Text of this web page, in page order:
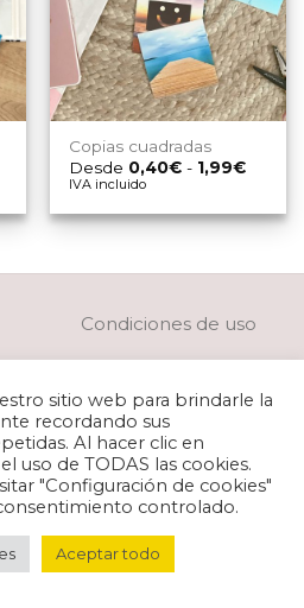
Copias cuadradas
Desde 0,40€ - 1,99€Rango
desde
0,40€
IVA incluido
Condiciones de uso
de archivos
sitio web para brindarle la
recordando sus
Al hacer clic en
uso de TODAS las cookies.
"Configuración de cookies"
controlado.
Aceptar todo